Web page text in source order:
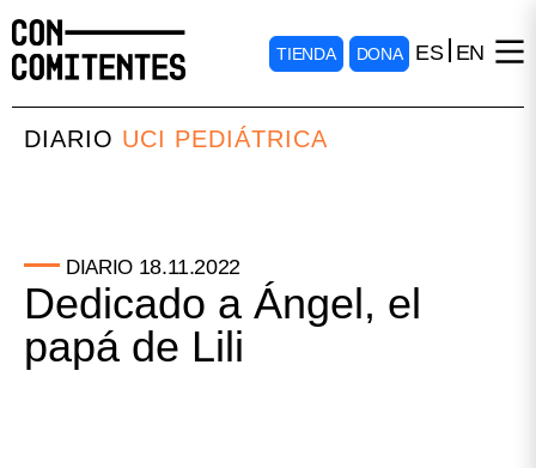
TIENDA DONA ES EN
DIARIO UCI PEDIÁTRICA
DIARIO 18.11.2022
Dedicado a Ángel, el
papá de Lili